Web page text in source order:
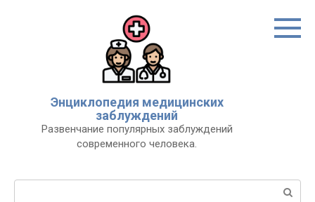
Энциклопедия медицинских
заблуждений
Развенчание популярных заблуждений
современного человека.
Поиск: